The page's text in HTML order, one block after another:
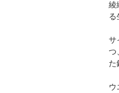
綾
る
サ
つ
た